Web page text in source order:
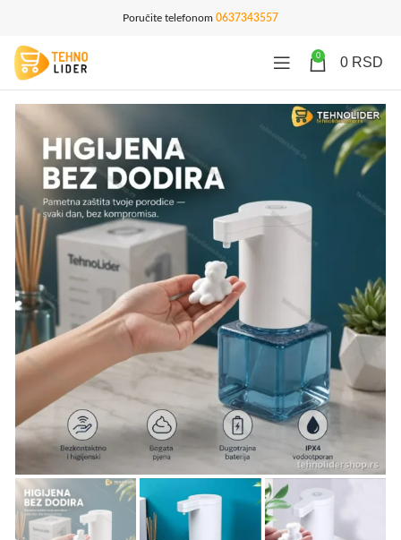
Poručite telefonom 0637343557
0 0 RSD